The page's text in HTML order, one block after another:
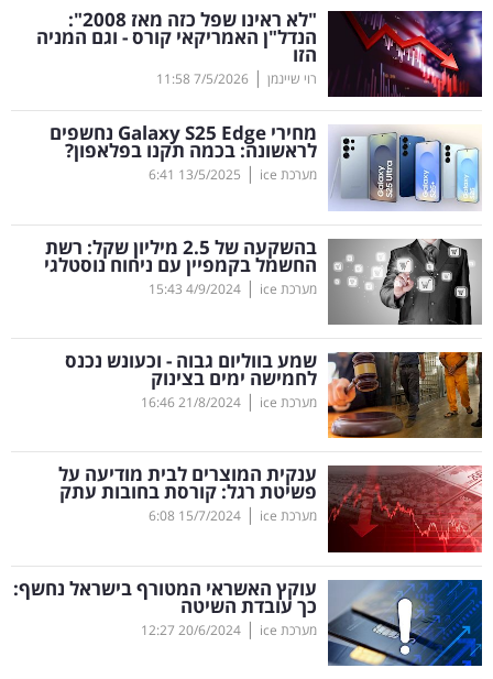
דיגיטל
וטק
שיווק
ופרסום
משפט
מדדים
ומחקרים
דעות
רכילות
עסקית
קריפטו
ויראלי
טלוויזיה
עסקי
ספורט
"לא ראינו שפל כזה מאז 2008":
הנדל"ן האמריקאי קורס - וגם המניה
הזו
רוי שיינמן |
7/5/2026
11:58
מחירי GalaxyS25 Edge נחשפים
לראשונה: בכמה תקנו בפלאפון?
מערכת ice |
13/5/2025
6:41
בהשקעה של 2.5 מיליון שקל: רשת
החשמל בקמפיין עם ניחוח נוסטלגי
מערכת ice |
4/9/2024
15:43
שמע בווליום גבוה - וכעונש נכנס
לחמישה ימים בצינוק
מערכת ice |
21/8/2024
16:46
ענקית המוצרים לבית מודיעה על
פשיטת רגל: קורסת בחובות עתק
מערכת ice |
15/7/2024
6:08
עוקץ האשראי המטורף בישראל נחשף:
כך עובדת השיטה
מערכת ice |
20/6/2024
12:27